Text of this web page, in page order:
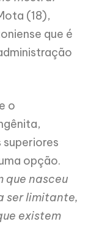
(18),
que é
o
opção.
que nasceu
ser limitante,
existem